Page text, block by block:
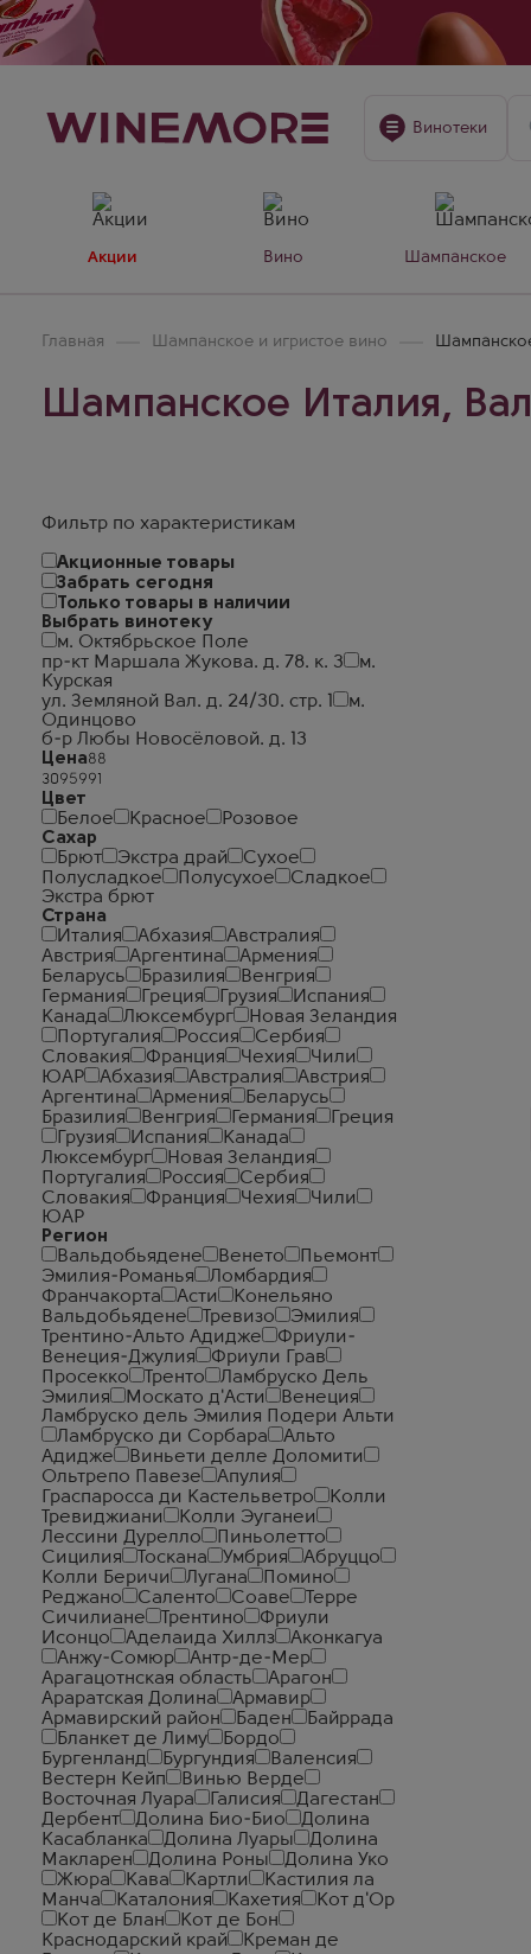
Винотеки
Акции Вино Шампанское
Главная Шампанское и игристое вино
Шампанское Италия,
Фильтр по характеристикам
Акционные товары
Забрать сегодня
Только товары в наличии
Выбрать винотеку
м. Октябрьское Поле
пр-кт Маршала Жукова. д. 78. к. 3
м.
Курская
ул. Земляной Вал. д. 24/30. стр. 1
м.
Одинцово
б-р Любы Новосёловой. д. 13
Цена
Цвет
Белое
Красное
Розовое
Сахар
Брют
Экстра драй
Сухое
Полусладкое
Полусухое
Сладкое
Экстра брют
Страна
Италия
Абхазия
Австралия
Австрия
Аргентина
Армения
Беларусь
Бразилия
Венгрия
Германия
Греция Грузия
Испания
Канада
Люксембург
Новая Зеландия
Португалия
Россия
Сербия
Словакия
Франция Чехия
Чили
ЮАР
Абхазия Австралия
Австрия
Аргентина
Армения
Беларусь
Бразилия
Венгрия Германия
Греция
Грузия
Испания
Канада
Люксембург
Новая Зеландия
Португалия
Россия
Сербия
Словакия
Франция Чехия
Чили
ЮАР
Регион
Вальдобьядене
Венето
Пьемонт
Эмилия-Романья
Ломбардия
Франчакорта
Асти
Конельяно
Вальдобьядене
Тревизо
Эмилия
Трентино-Альто Адидже
Фриули-
Венеция-Джулия
Фриули Грав
Просекко
Тренто
Ламбруско Дель
Эмилия
Москато д'Асти
Венеция
Ламбруско дель Эмилия Подери Альти
Ламбруско ди Сорбара
Альто
Адидже
Виньети делле Доломити
Ольтрепо Павезе
Апулия
Граспаросса ди Кастельветро
Колли
Тревиджиани
Колли Эуганеи
Лессини Дурелло
Пиньолетто
Сицилия
Тоскана Умбрия
Абруццо
Колли Беричи
Лугана
Помино
Реджано
Саленто Соаве
Терре
Сичилиане
Трентино
Фриули
Исонцо
Аделаида Хиллз
Аконкагуа
Анжу-Сомюр
Антр-де-Мер
Арагацотнская область
Арагон
Араратская Долина
Армавир
Армавирский район
Баден
Байррада
Бланкет де Лиму
Бордо
Бургенланд
Бургундия
Валенсия
Вестерн Кейп
Винью Верде
Восточная Луара
Галисия
Дагестан
Дербент
Долина Био-Био
Долина
Касабланка
Долина Луары
Долина
Макларен
Долина Роны
Долина Уко
Жюра
Кава Картли
Кастилия ла
Манча
Каталония Кахетия
Кот д'Ор
Кот де Блан
Кот де Бон
Краснодарский край
Креман де